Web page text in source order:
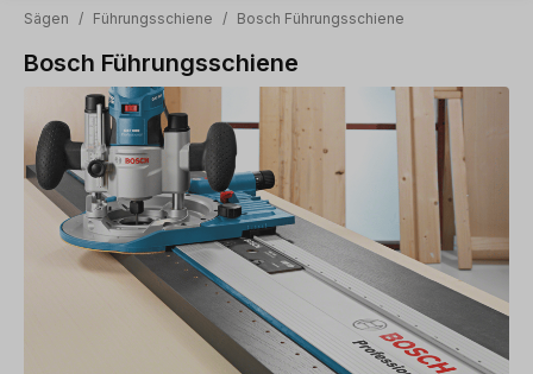
Sägen / Führungsschiene / Bosch Führungsschiene
Bosch Führungsschiene